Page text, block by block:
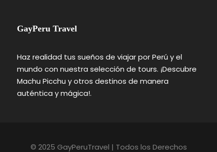
GayPeru Travel
Haz realidad tus sueños de viajar por Perú y el
mundo con nuestra selección de tours. ¡Descubre
Machu Picchu y otros destinos de manera
auténtica y mágica!.
© 2025 GayPeruTravel | Todos los Derechos